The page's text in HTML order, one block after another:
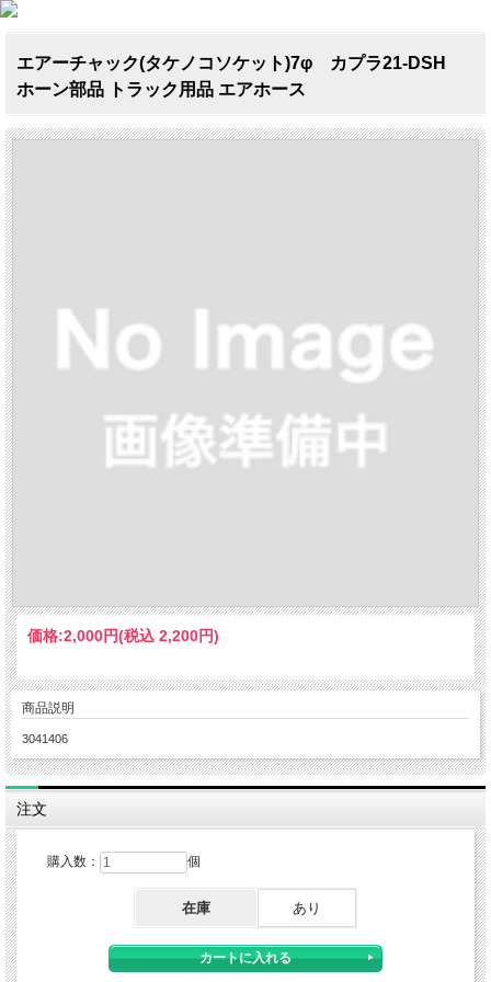
エアーチャック(タケノコソケット)7φ カプラ21-DSH
ホーン部品 トラック用品 エアホース
価格:2,000円(税込 2,200円)
商品説明
3041406
注文
購入数： 個
在庫 あり